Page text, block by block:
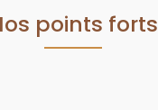
points forts